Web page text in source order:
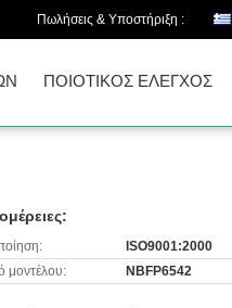
Πωλήσεις & Υποστήριξη :
ΠΟΙΟΤΙΚΌΣ ΈΛΕΓΧΟΣ
ISO9001:2000
μοντέλου:
NBFP6542